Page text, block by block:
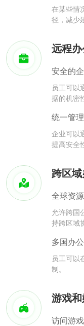
在某些情
径，减少
远程
安全的
员工可以
据的机密
统一管理
企业可以
提高安全
跨区
全球资
允许跨国
持跨区域
多国办
员工可以
制。
游戏
访问游